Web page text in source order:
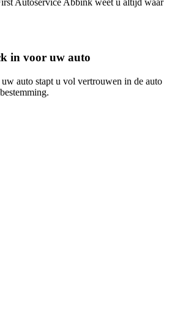
in voor uw auto
auto stapt u vol vertrouwen in de auto